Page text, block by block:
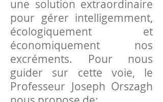
une solution extraordinaire
pour gérer intelligemment,
écologiquement et
économiquement nos
excréments. Pour nous
guider sur cette voie, le
Professeur Joseph Orszagh